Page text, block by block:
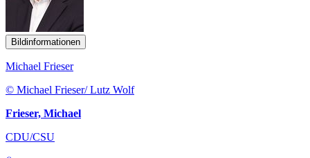
Bildinformationen
Michael Frieser
© Michael Frieser/ Lutz Wolf
Frieser, Michael
CDU/CSU